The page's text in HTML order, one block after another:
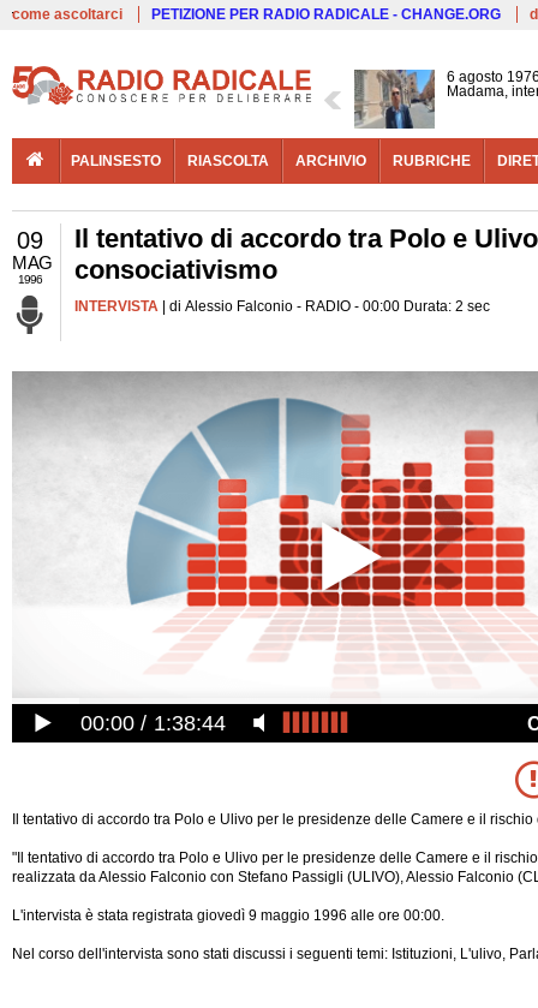
come ascoltarci PETIZIONE PER RADIO RADICALE - CHANGE.ORG
6 agosto
Madama,
PALINSESTO RIASCOLTA ARCHIVIO RUBRICHE
09
MAG
1996
Il tentativo di accordo tra Polo e
consociativismo
INTERVISTA | di Alessio Falconio - RADIO - 00:00 Durata: 2 sec
00:00 1:38:44
Il tentativo di accordo tra Polo e Ulivo per le presidenze delle Camere e il
"Il tentativo di accordo tra Polo e Ulivo per le presidenze delle Camere e il
realizzata da Alessio Falconio con Stefano Passigli (ULIVO), Alessio Falconio
L'intervista è stata registrata giovedì 9 maggio 1996 alle ore 00:00.
Nel corso dell'intervista sono stati discussi i seguenti temi: Istituzioni, L'ulivo,